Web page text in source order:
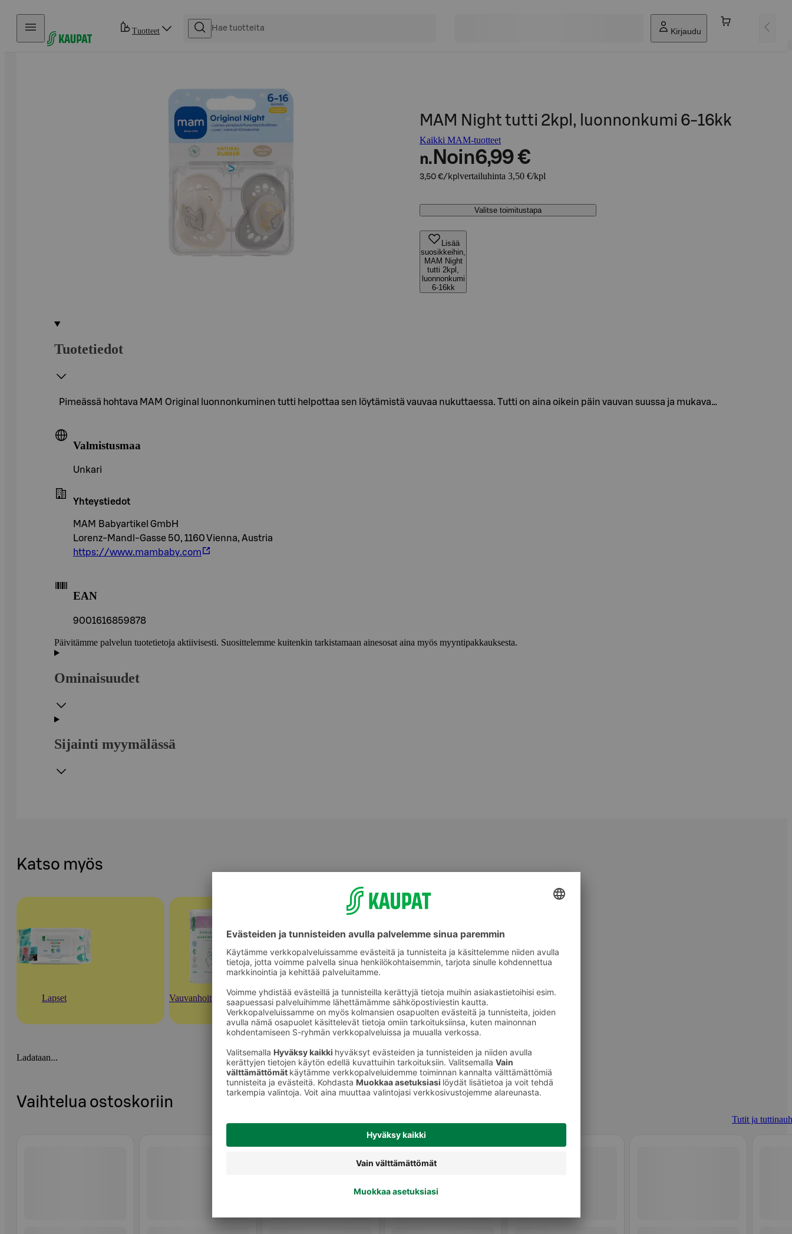
Hyppää sisältöön
Tuotteet Kirjaudu
MAM Night tutti 2kpl, luonnonkumi 6-16kk
Kaikki MAM-tuotteet
n. Noin6,99 €
3,50 €/kpl vertailuhinta 3,50 €/kpl
Valitse toimitustapa
Lisää
suosikkeihin,
MAM Night
tutti 2kpl,
luonnonkumi
6-16kk
Tuotetiedot
Pimeässä hohtava MAM Original luonnonkuminen tutti helpottaa sen löytämistä vauvaa nukuttaessa. Tutti on aina oikein päin vauvan suussa ja mukava…
Valmistusmaa
Unkari
Yhteystiedot
MAM Babyartikel GmbH
Lorenz-Mandl-Gasse 50, 1160 Vienna, Austria
https://www.mambaby.com
EAN
9001616859878
Päivitämme palvelun tuotetietoja aktiivisesti. Suosittelemme kuitenkin tarkistamaan ainesosat aina myös myyntipakkauksesta.
Ominaisuudet
Sijainti myymälässä
Katso myös
Lapset Vauvanhoitotarvikkeet Tutit ja tuttinauhat
Ladataan...
Vaihtelua ostoskoriin
Tutit ja